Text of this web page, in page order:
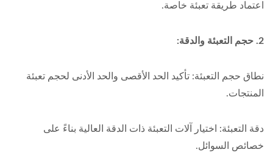
اعتماد طريقة تعبئة خاصة.
2. حجم التعبئة والدقة:
نطاق حجم التعبئة: تأكيد الحد الأقصى والحد الأدنى لحجم تعبئة
المنتجات.
دقة التعبئة: اختيار آلات التعبئة ذات الدقة العالية بناءً على
خصائص السوائل.